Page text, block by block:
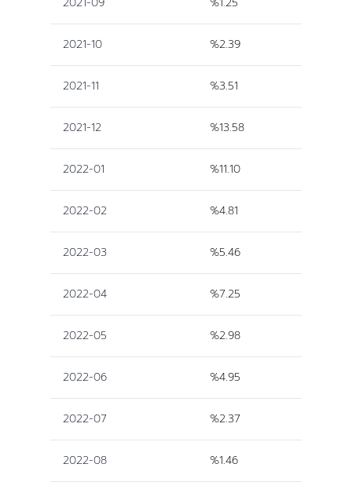
2021-10 %2.39
2021-11 %3.51
2021-12 %13.58
2022-01 %11.10
2022-02 %4.81
2022-03 %5.46
2022-04 %7.25
2022-05 %2.98
2022-06 %4.95
2022-07 %2.37
2022-08 %1.46